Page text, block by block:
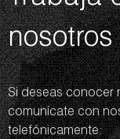
nosotros
Si deseas conocer
comunícate con
telefónicamente: